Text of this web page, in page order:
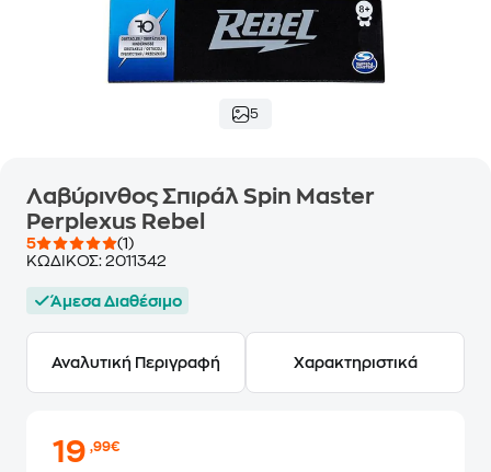
5
Λαβύρινθος Σπιράλ Spin Master
Perplexus Rebel
5
(1)
ΚΩΔΙΚΟΣ: 2011342
Άμεσα Διαθέσιμο
Αναλυτική Περιγραφή Χαρακτηριστικά
19,99€